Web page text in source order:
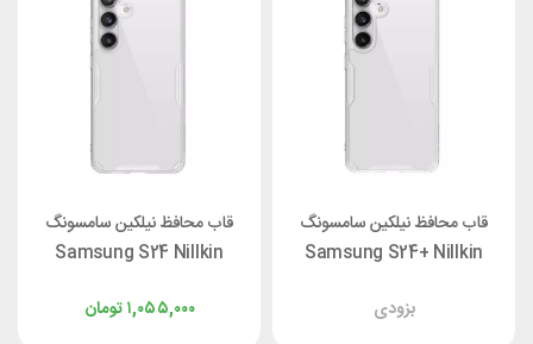
قاب محافظ نیلکین سامسونگ
Samsung S24+ Nillkin
بزودی
قاب محافظ نیلکین سامسونگ
Samsung S24 Nillkin
تومان۱,۰۵۵,۰۰۰